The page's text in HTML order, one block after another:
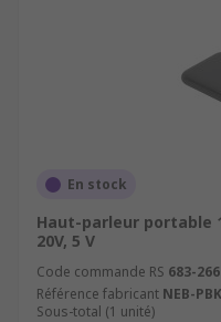
En stock
Haut-parleur portable
20V, 5 V
Code commande RS 683-266
Référence fabricant NEB-
Sous-total (1 unité)